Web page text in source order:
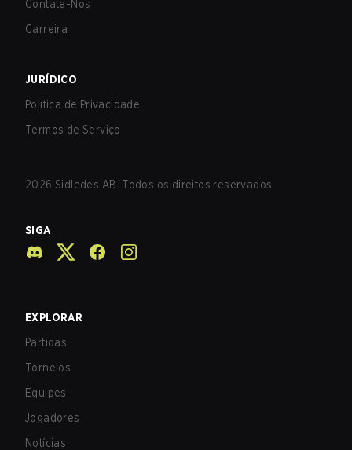
Contate-Nos
Carreira
JURÍDICO
Política de Privacidade
Termos de Serviço
2026 Sidledes AB. Todos os direitos reservados.
SIGA
EXPLORAR
Partidas
Torneios
Equipes
Jogadores
Notícias